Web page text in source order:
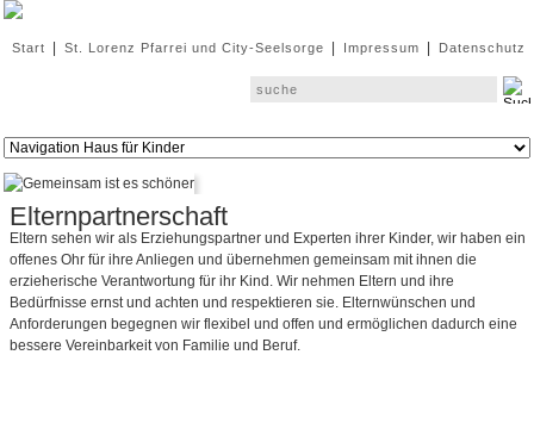
Start St. Lorenz Pfarrei und City-Seelsorge Impressum Datenschutz
Elternpartnerschaft
Eltern sehen wir als Erziehungspartner und Experten ihrer Kinder, wir haben ein
offenes Ohr für ihre Anliegen und übernehmen gemeinsam mit ihnen die
erzieherische Verantwortung für ihr Kind. Wir nehmen Eltern und ihre
Bedürfnisse ernst und achten und respektieren sie. Elternwünschen und
Anforderungen begegnen wir flexibel und offen und ermöglichen dadurch eine
bessere Vereinbarkeit von Familie und Beruf.